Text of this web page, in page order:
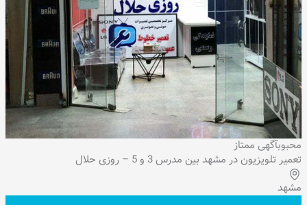
محبوبآگهی ممتاز
تعمیر تلویزیون در مشهد بین مدرس 3 و 5 – روزی حلال
مشهد